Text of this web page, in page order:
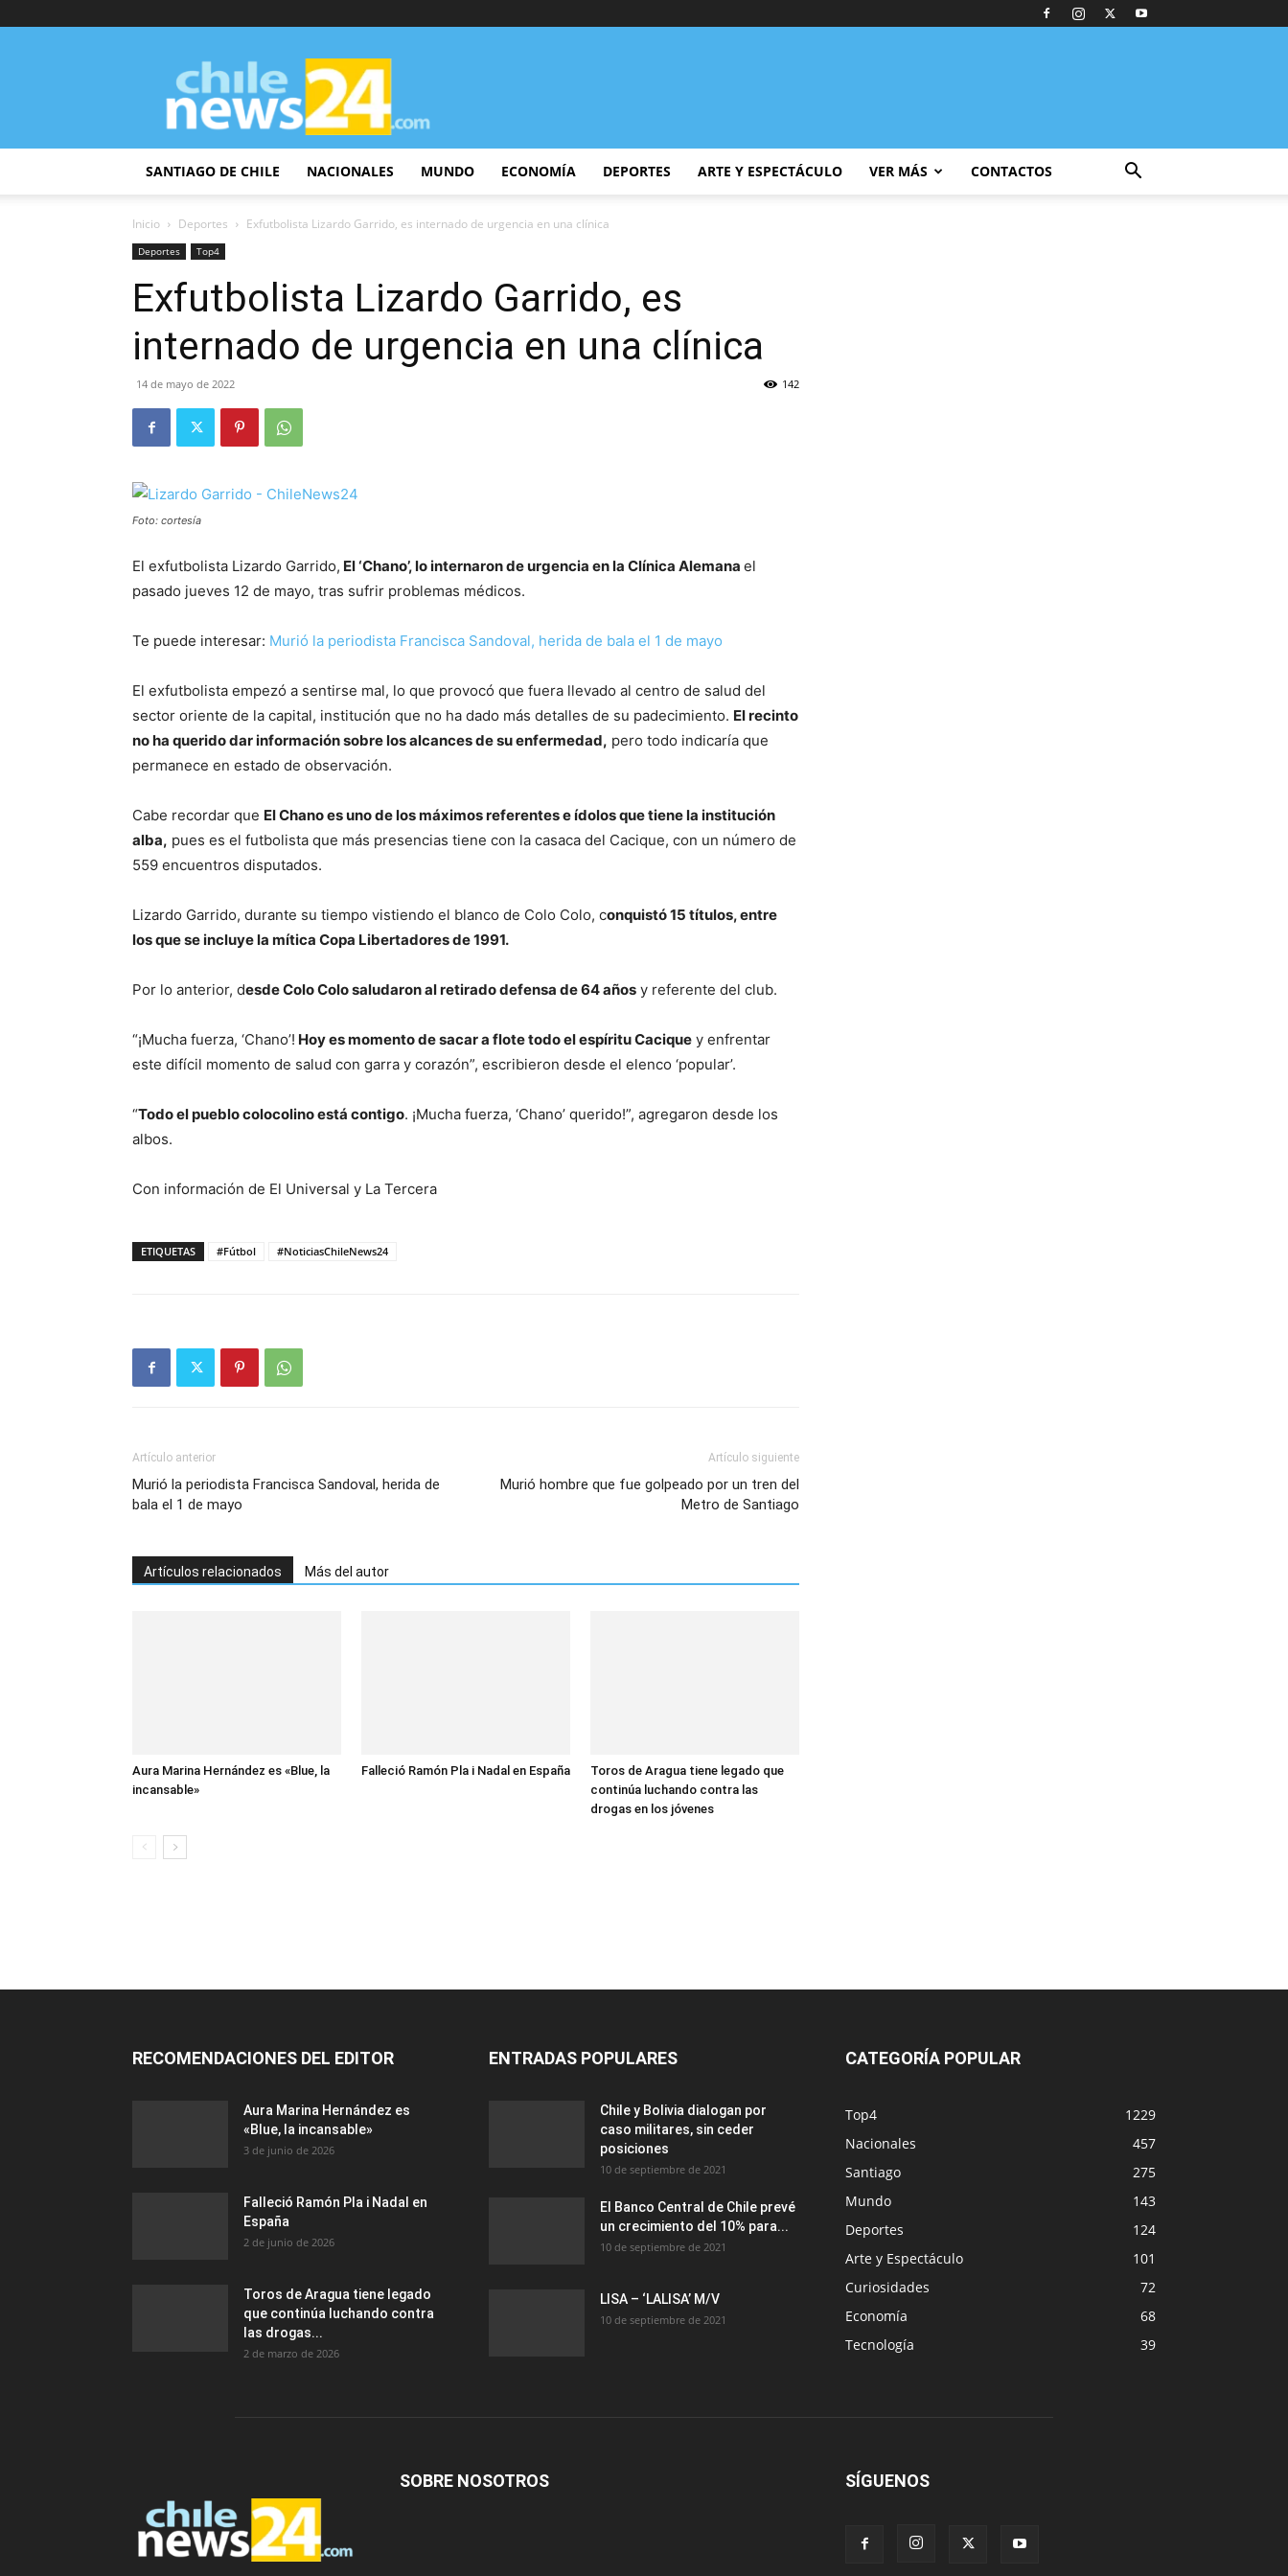
ChileNews24
SANTIAGO DE CHILE NACIONALES MUNDO ECONOMÍA DEPORTES ARTE Y ESPECTÁCULO VER MÁS CONTACTOS
Inicio Deportes Exfutbolista Lizardo Garrido, es internado de urgencia en una clínica
Deportes Top4
Exfutbolista Lizardo Garrido, es
internado de urgencia en una clínica
14 de mayo de 2022 142
Foto: cortesía
El exfutbolista Lizardo Garrido, El ‘Chano’, lo internaron de urgencia en la Clínica Alemana el
pasado jueves 12 de mayo, tras sufrir problemas médicos.
Te puede interesar: Murió la periodista Francisca Sandoval, herida de bala el 1 de mayo
El exfutbolista empezó a sentirse mal, lo que provocó que fuera llevado al centro de salud del
sector oriente de la capital, institución que no ha dado más detalles de su padecimiento. El recinto
no ha querido dar información sobre los alcances de su enfermedad, pero todo indicaría que
permanece en estado de observación.
Cabe recordar que El Chano es uno de los máximos referentes e ídolos que tiene la institución
alba, pues es el futbolista que más presencias tiene con la casaca del Cacique, con un número de
559 encuentros disputados.
Lizardo Garrido, durante su tiempo vistiendo el blanco de Colo Colo, conquistó 15 títulos, entre
los que se incluye la mítica Copa Libertadores de 1991.
Por lo anterior, desde Colo Colo saludaron al retirado defensa de 64 años y referente del club.
“¡Mucha fuerza, ‘Chano’! Hoy es momento de sacar a flote todo el espíritu Cacique y enfrentar
este difícil momento de salud con garra y corazón”, escribieron desde el elenco ‘popular’.
“Todo el pueblo colocolino está contigo. ¡Mucha fuerza, ‘Chano’ querido!”, agregaron desde los
albos.
Con información de El Universal y La Tercera
ETIQUETAS #Fútbol #NoticiasChileNews24
Artículo anterior
Murió la periodista Francisca Sandoval, herida de
bala el 1 de mayo
Artículo siguiente
Murió hombre que fue golpeado por un tren del
Metro de Santiago
Artículos relacionados Más del autor
Aura Marina Hernández es «Blue, la
incansable»
Falleció Ramón Pla i Nadal en España
Toros de Aragua tiene legado que
continúa luchando contra las
drogas en los jóvenes
RECOMENDACIONES DEL EDITOR
Aura Marina Hernández es
«Blue, la incansable»
3 de junio de 2026
Falleció Ramón Pla i Nadal en
España
2 de junio de 2026
Toros de Aragua tiene legado
que continúa luchando contra
las drogas...
2 de marzo de 2026
ENTRADAS POPULARES
Chile y Bolivia dialogan por
caso militares, sin ceder
posiciones
10 de septiembre de 2021
El Banco Central de Chile prevé
un crecimiento del 10% para...
10 de septiembre de 2021
LISA – ‘LALISA’ M/V
10 de septiembre de 2021
CATEGORÍA POPULAR
Top4
1229
Nacionales
457
Santiago
275
Mundo
143
Deportes
124
Arte y Espectáculo
101
Curiosidades
72
Economía
68
Tecnología
39
SOBRE NOSOTROS SÍGUENOS